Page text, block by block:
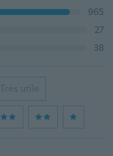
965
27
38
Très utile